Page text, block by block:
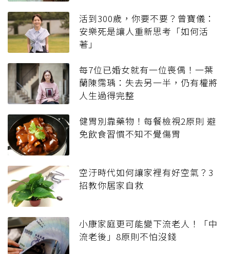
活到300歲，你要不要？曾寶儀：
安樂死是讓人重新思考「如何活
著」
每7位已婚女就有一位喪偶！一葉
蘭陳霈瑀：失去另一半，仍有權將
人生過得完整
健胃別靠藥物！每餐檢視2原則 避
免飲食習慣不知不覺傷胃
空汙時代如何讓家裡有好空氣？3
招教你居家自救
小康家庭更可能變下流老人！「中
流老後」8原則不怕沒錢